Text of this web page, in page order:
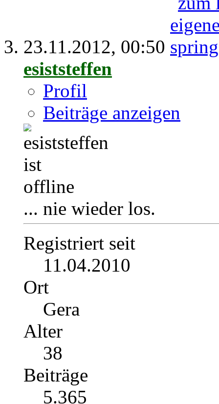
23.11.2012, 00:50
esiststeffen
Profil
Beiträge anzeigen
... nie wieder los.
Registriert seit
11.04.2010
Ort
Gera
Alter
38
Beiträge
5.365